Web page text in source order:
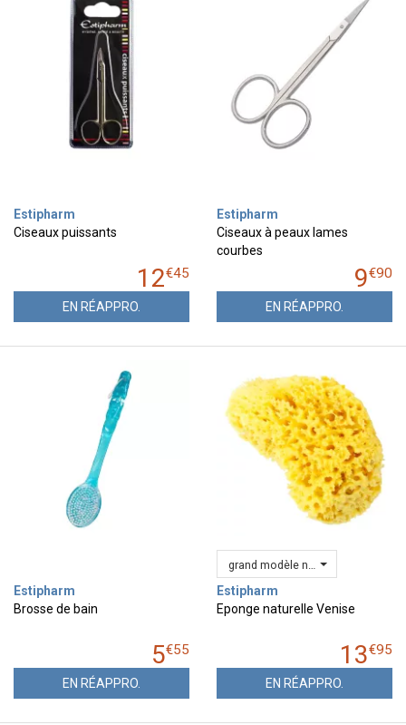
Estipharm
Ciseaux puissants
12€45
EN RÉAPPRO.
Estipharm
Ciseaux à peaux lames
courbes
9€90
EN RÉAPPRO.
Estipharm
Brosse de bain
5€55
EN RÉAPPRO.
grand modèle n°12
Estipharm
Eponge naturelle Venise
13€95
EN RÉAPPRO.